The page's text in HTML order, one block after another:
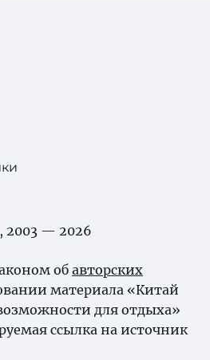
, 2003 — 2026
об авторских
материала «Китай
для отдыха»
ссылка на источник